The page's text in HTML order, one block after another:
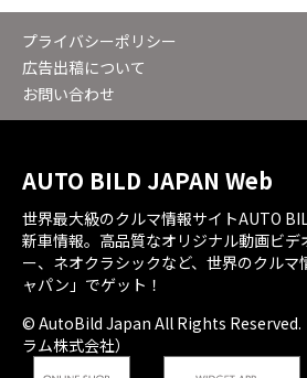
プライバシーポリシー
広告出稿について
お問い合わせ
AUTO BILD JAPAN Web
世界最大級のクルマ情報サイトAUTO
新車情報。高品質なオリジナル動画ビデ
ー、ネオクラシックなど、世界のクルマ
ャパン」でゲット！
© AutoBild Japan All Rights Reserved.
ラム株式会社）